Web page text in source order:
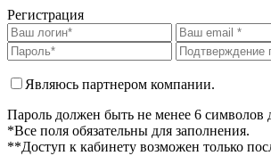
Регистрация
Являюсь партнером компании.
Пароль должен быть не менее 6 символов
*Все поля обязательны для заполнения.
**Доступ к кабинету возможен только